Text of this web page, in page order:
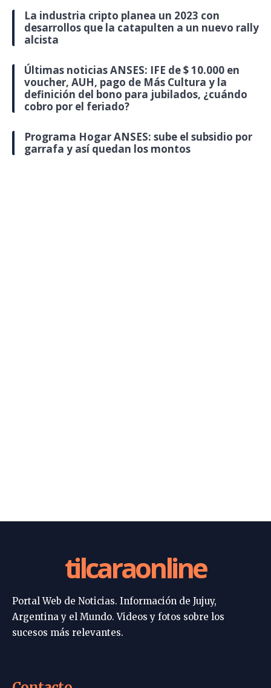
La industria cripto planea un 2023 con
desarrollos que la catapulten a un nuevo rally
alcista
Últimas noticias ANSES: IFE de $ 10.000 en
voucher, AUH, pago de Más Cultura y la
definición del bono para jubilados, ¿cuándo
cobro por el feriado?
Programa Hogar ANSES: sube el subsidio por
garrafa y así quedan los montos
tilcaraonline
Portal Web de Noticias. Información de Jujuy,
Argentina y el Mundo. Videos y fotos sobre los
sucesos más relevantes.